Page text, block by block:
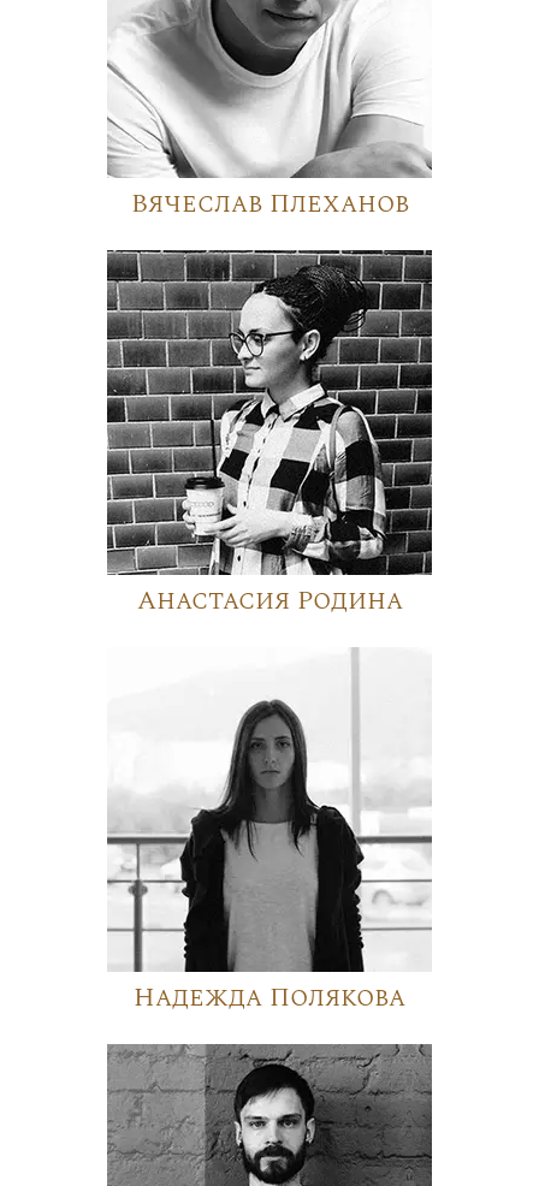
Вячеслав Плеханов
Анастасия Родина
Надежда Полякова